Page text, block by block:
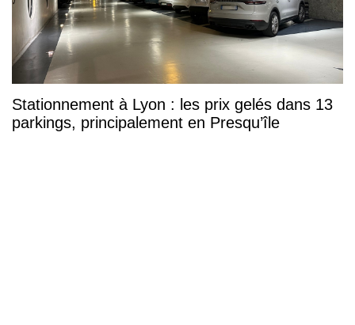
Stationnement à Lyon : les prix gelés dans 13
parkings, principalement en Presqu’île